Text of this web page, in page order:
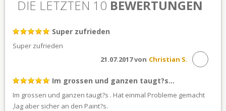
DIE LETZTEN 10 BEWERTUNGEN
Super zufrieden
Super zufrieden
Christian S.
21.07.2017 von
Im grossen und ganzen taugt?s...
Im grossen und ganzen taugt?s . Hat einmal Probleme gemacht
,lag aber sicher an den Paint?s.